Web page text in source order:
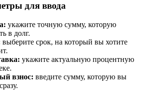
для ввода
укажите точную сумму, которую
в долг.
выберите срок, на который вы хотите
укажите актуальную процентную
взнос: введите сумму, которую вы